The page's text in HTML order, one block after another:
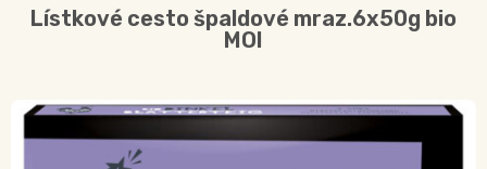
Lístkové cesto špaldové mraz.6x50g bio
MOI